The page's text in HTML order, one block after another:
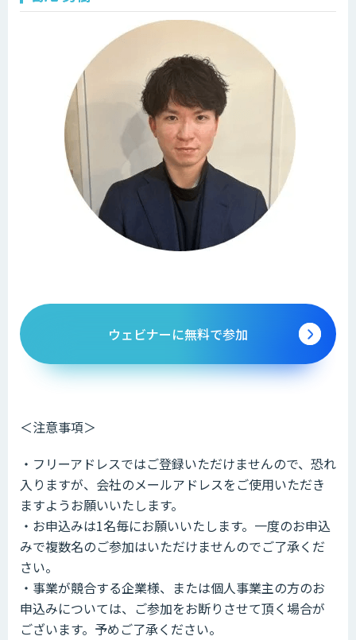
ウェビナーに無料で参加
＜注意事項＞
・フリーアドレスではご登録いただけませんので、恐れ
入りますが、会社のメールアドレスをご使用いただき
ますようお願いいたします。
・お申込みは1名毎にお願いいたします。一度のお申込
みで複数名のご参加はいただけませんのでご了承くだ
さい。
・事業が競合する企業様、または個人事業主の方のお
申込みについては、ご参加をお断りさせて頂く場合が
ございます。予めご了承ください。